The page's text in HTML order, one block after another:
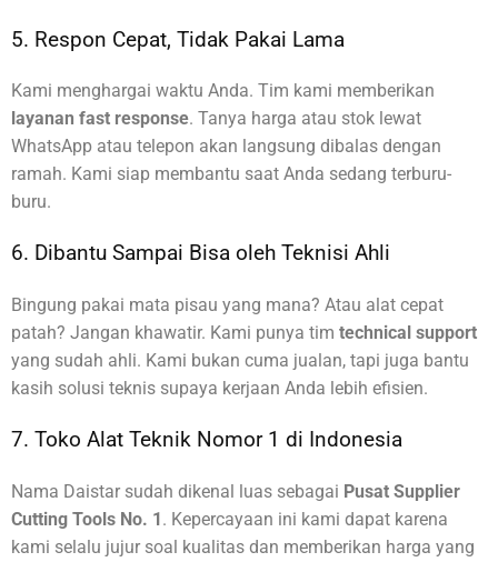
5. Respon Cepat, Tidak Pakai Lama
Kami menghargai waktu Anda. Tim kami memberikan
layanan fast response. Tanya harga atau stok lewat
WhatsApp atau telepon akan langsung dibalas dengan
ramah. Kami siap membantu saat Anda sedang terburu-
buru.
6. Dibantu Sampai Bisa oleh Teknisi Ahli
Bingung pakai mata pisau yang mana? Atau alat cepat
patah? Jangan khawatir. Kami punya tim technical support
yang sudah ahli. Kami bukan cuma jualan, tapi juga bantu
kasih solusi teknis supaya kerjaan Anda lebih efisien.
7. Toko Alat Teknik Nomor 1 di Indonesia
Nama Daistar sudah dikenal luas sebagai Pusat Supplier
Cutting Tools No. 1. Kepercayaan ini kami dapat karena
kami selalu jujur soal kualitas dan memberikan harga yang